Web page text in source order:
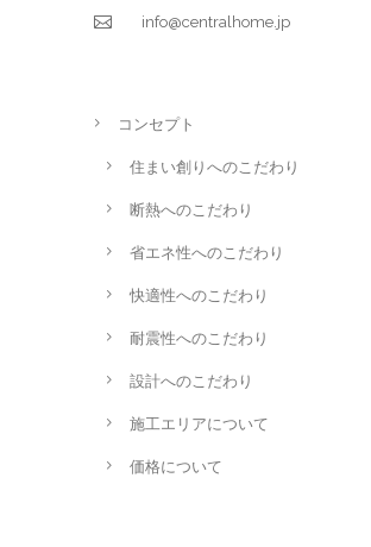
info@centralhome.jp
コンセプト
住まい創りへのこだわり
断熱へのこだわり
省エネ性へのこだわり
快適性へのこだわり
耐震性へのこだわり
設計へのこだわり
施工エリアについて
価格について